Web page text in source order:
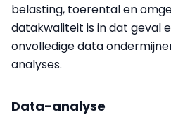
belasting, toerental en
datakwaliteit is in dat geval
onvolledige data
analyses.
Data-analyse